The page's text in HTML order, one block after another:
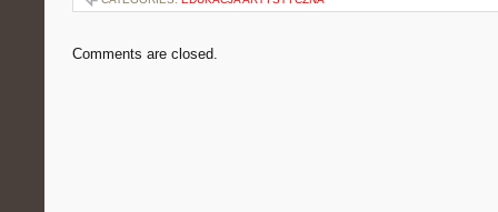
Comments are closed.